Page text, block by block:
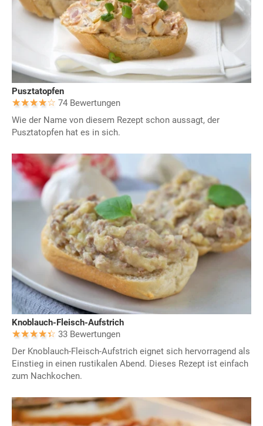
Pusztatopfen
74 Bewertungen
Wie der Name von diesem Rezept schon aussagt, der
Pusztatopfen hat es in sich.
Knoblauch-Fleisch-Aufstrich
33 Bewertungen
Der Knoblauch-Fleisch-Aufstrich eignet sich hervorragend als
Einstieg in einen rustikalen Abend. Dieses Rezept ist einfach
zum Nachkochen.